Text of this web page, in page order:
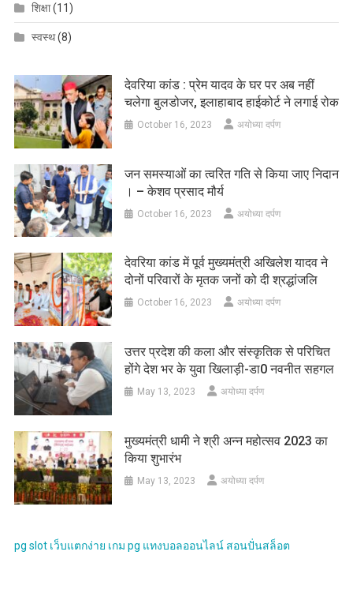
शिक्षा(11)
स्वस्थ(8)
देवरिया कांड : प्रेम यादव के घर पर अब नहीं
चलेगा बुलडोजर, इलाहाबाद हाईकोर्ट ने लगाई रोक
October 16, 2023 अयोध्या दर्पण
जन समस्याओं का त्वरित गति से किया जाए निदान
। – केशव प्रसाद मौर्य
October 16, 2023 अयोध्या दर्पण
देवरिया कांड में पूर्व मुख्यमंत्री अखिलेश यादव ने
दोनों परिवारों के मृतक जनों को दी श्रद्धांजलि
October 16, 2023 अयोध्या दर्पण
उत्तर प्रदेश की कला और संस्कृतिक से परिचित
होंगे देश भर के युवा खिलाड़ी-डा0 नवनीत सहगल
May 13, 2023 अयोध्या दर्पण
मुख्यमंत्री धामी ने श्री अन्न महोत्सव 2023 का
किया शुभारंभ
May 13, 2023 अयोध्या दर्पण
pg slot เว็บแตกง่าย เกม pg แทงบอลออนไลน์ สอนปั่นสล็อต